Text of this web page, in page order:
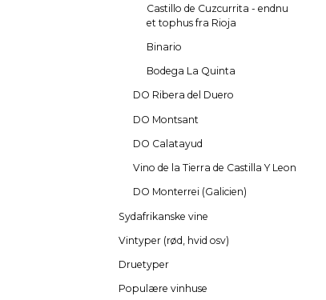
Castillo de Cuzcurrita - endnu
et tophus fra Rioja
Binario
Bodega La Quinta
DO Ribera del Duero
DO Montsant
DO Calatayud
Vino de la Tierra de Castilla Y Leon
DO Monterrei (Galicien)
Sydafrikanske vine
Vintyper (rød, hvid osv)
Druetyper
Populære vinhuse